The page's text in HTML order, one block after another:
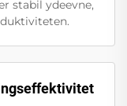
stabil ydeevne,